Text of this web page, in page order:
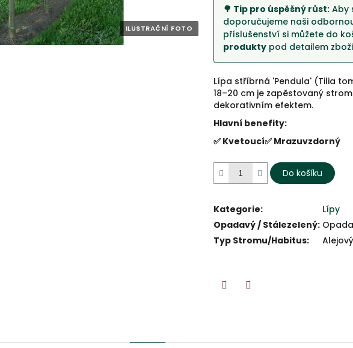
🌳 Tip pro úspěšný růst: Aby
doporučujeme naši
příslušenství si můžete do
produkty pod detailem
Lípa stříbrná 'Pendula' (Tilia
18–20 cm je zapěstovaný
dekorativním efektem.
Hlavní benefity:
✅ Kvetoucí✅ Mrazuvzdorný
Do košíku
Kategorie:
Lípy
Opadavý / Stálezelený:
Typ Stromu/Habitus: